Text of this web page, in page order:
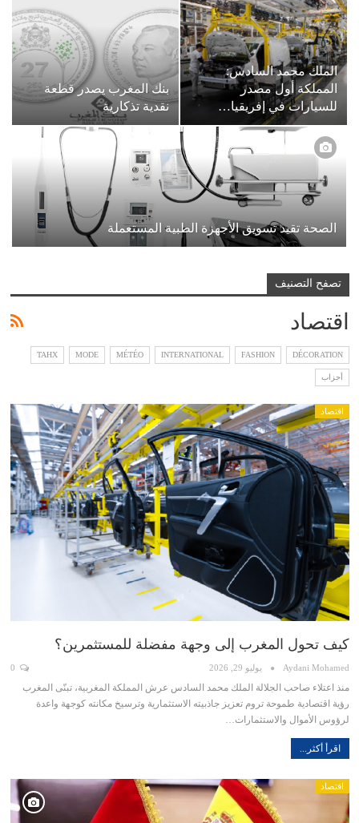
الملك محمد السادس:
المملكة أول مصدر
للسيارات في إفريقيا…
بنك المغرب يصدر قطعة
نقدية تذكارية
الصحة تقيد تسويق الأجهزة الطبية المستعملة
تصفح التصنيف
اقتصاد
DÉCORATION
FASHION
INTERNATIONAL
MÉTÉO
MODE
TAHX
أحزاب
اقتصاد
كيف تحول المغرب إلى وجهة مفضلة للمستثمرين؟
Aydani Mohamed يوليو 29, 2026
منذ اعتلاء صاحب الجلالة الملك محمد السادس عرش المملكة المغربية، تبنّى المغرب
رؤية اقتصادية طموحة تروم تعزيز جاذبيته الاستثمارية وترسيخ مكانته كوجهة واعدة
لرؤوس الأموال والاستثمارات…
اقرأ أكثر...
اقتصاد